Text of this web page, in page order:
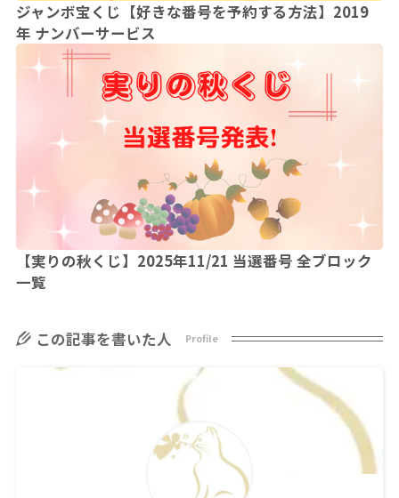
ジャンボ宝くじ【好きな番号を予約する方法】2019
年 ナンバーサービス
【実りの秋くじ】2025年11/21 当選番号 全ブロック
一覧
この記事を書いた人 Profile